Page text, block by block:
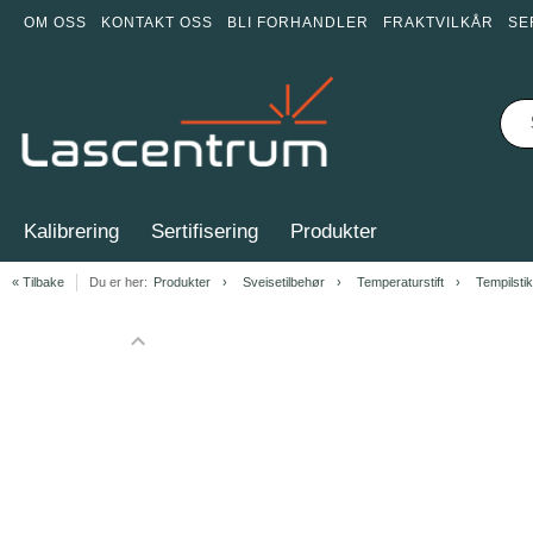
OM OSS KONTAKT OSS BLI FORHANDLER FRAKTVILKÅR
Kalibrering Sertifisering Produkter
« Tilbake Du er her: Produkter Sveisetilbehør Temperaturstift Tempilstik